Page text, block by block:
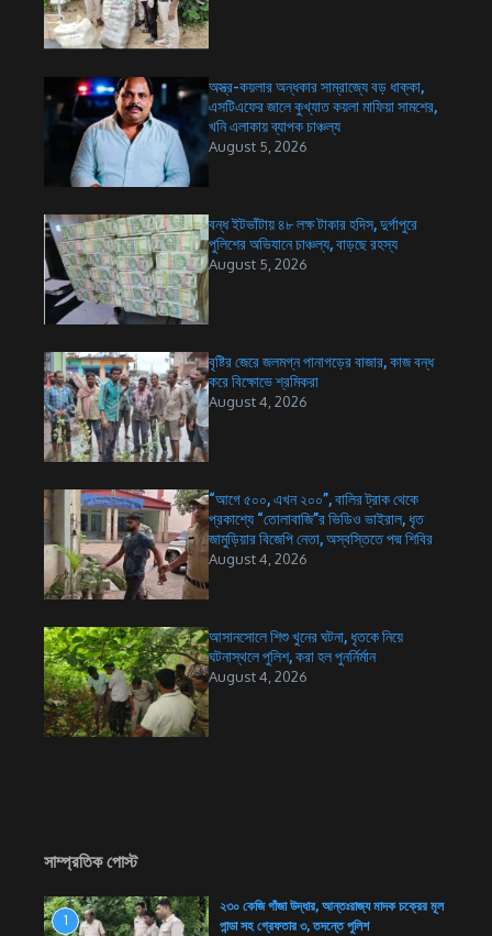
অস্ত্র-কয়লার অন্ধকার সাম্রাজ্যে বড় ধাক্কা,
এসটিএফের জালে কুখ্যাত কয়লা মাফিয়া সামশের,
খনি এলাকায় ব্যাপক চাঞ্চল্য
August 5, 2026
বন্ধ ইটভাঁটায় ৪৮ লক্ষ টাকার হদিস, দুর্গাপুরে
পুলিশের অভিযানে চাঞ্চল্য, বাড়ছে রহস্য
August 5, 2026
বৃষ্টির জেরে জলমগ্ন পানাগড়ের বাজার, কাজ বন্ধ
করে বিক্ষোভে শ্রমিকরা
August 4, 2026
“আগে ৫০০, এখন ২০০”, বালির ট্রাক থেকে
প্রকাশ্যে “তোলাবাজি”র ভিডিও ভাইরাল, ধৃত
জামুড়িয়ার বিজেপি নেতা, অস্বস্তিতে পদ্ম শিবির
August 4, 2026
আসানসোলে শিশু খুনের ঘটনা, ধৃতকে নিয়ে
ঘটনাস্থলে পুলিশ, করা হল পুনর্নির্মান
August 4, 2026
সাম্প্রতিক পোস্ট
1
২৩০ কেজি গাঁজা উদ্ধার, আন্তঃরাজ্য মাদক চক্রের মূল
পান্ডা সহ গ্রেফতার ৩, তদন্তে পুলিশ